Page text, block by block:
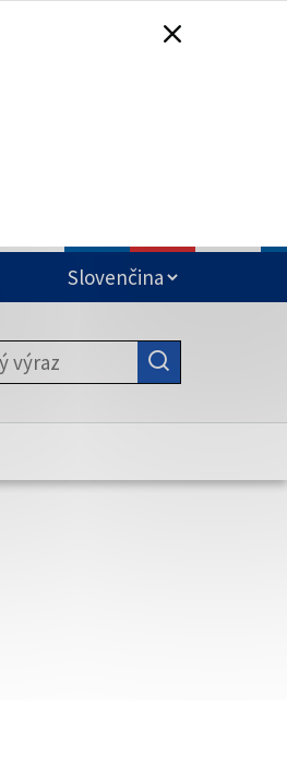
vždy začína
KARTE
KARTE
KARTE